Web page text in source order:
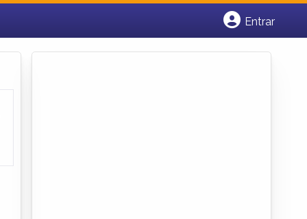
Entrar